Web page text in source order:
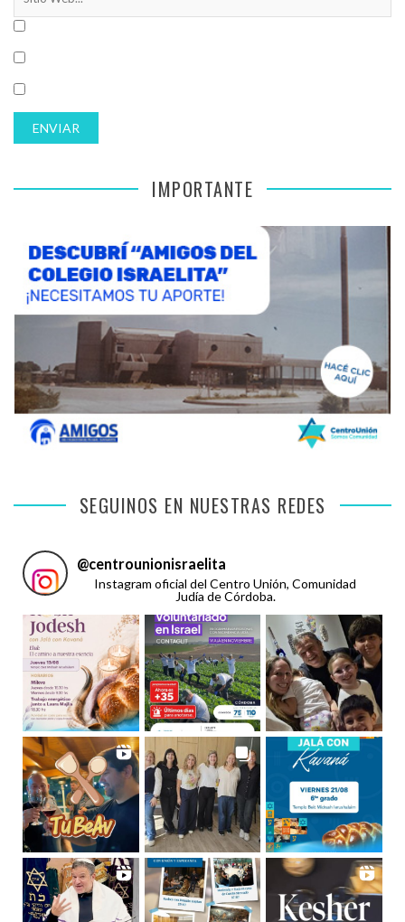
IMPORTANTE
SEGUINOS EN NUESTRAS REDES
@centrounionisraelita
Instagram oficial del Centro Unión, Comunidad
Judía de Córdoba.